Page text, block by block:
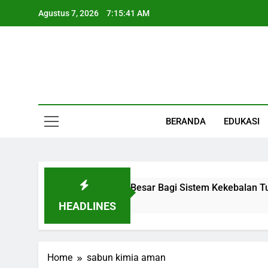
Agustus 7, 2026 7:15:41 AM
BERANDA EDUKASI
HEADLINES
Kecil Dengan Peran Besar Bagi Sistem Kekebalan
Home sabun kimia aman